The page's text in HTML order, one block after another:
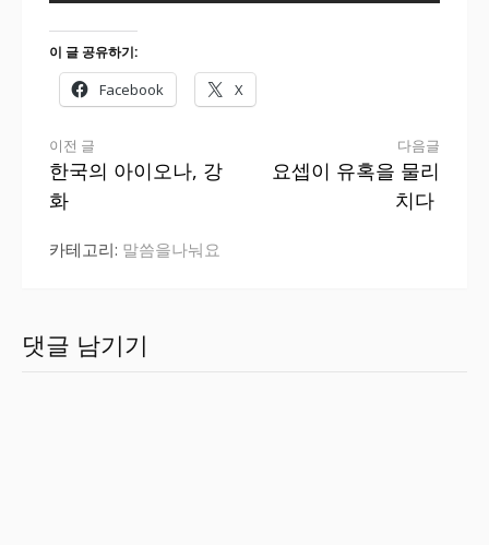
이 글 공유하기:
Facebook X
더
보
이전 글
한국의 아이오나, 강
화
다음글
요셉이 유혹을 물리
치다
카테고리: 말씀을나눠요
댓글 남기기